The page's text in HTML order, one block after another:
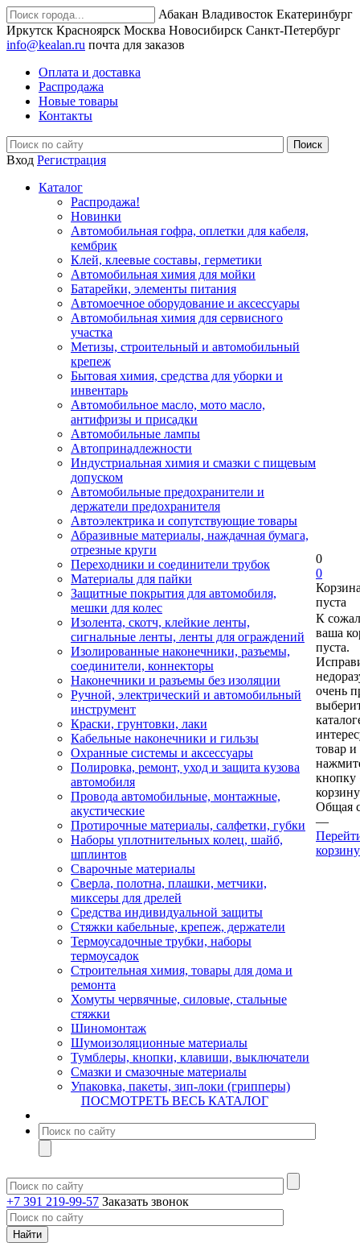
Абакан Владивосток Екатеринбург
Иркутск Красноярск Москва Новосибирск Санкт-Петербург
info@kealan.ru почта для заказов
Оплата и доставка
Распродажа
Новые товары
Контакты
Вход Регистрация
Каталог
Распродажа!
Новинки
Автомобильная гофра, оплетки для кабеля,
кембрик
Клей, клеевые составы, герметики
Автомобильная химия для мойки
Батарейки, элементы питания
Автомоечное оборудование и аксессуары
Автомобильная химия для сервисного
участка
Метизы, строительный и автомобильный
крепеж
Бытовая химия, средства для уборки и
инвентарь
Автомобильное масло, мото масло,
антифризы и присадки
Автомобильные лампы
Автопринадлежности
Индустриальная химия и смазки с пищевым
допуском
Автомобильные предохранители и
держатели предохранителя
Автоэлектрика и сопутствующие товары
Абразивные материалы, наждачная бумага,
отрезные круги
Переходники и соединители трубок
Материалы для пайки
Защитные покрытия для автомобиля,
мешки для колес
Изолента, скотч, клейкие ленты,
сигнальные ленты, ленты для ограждений
Изолированные наконечники, разъемы,
соединители, коннекторы
Наконечники и разъемы без изоляции
Ручной, электрический и автомобильный
инструмент
Краски, грунтовки, лаки
Кабельные наконечники и гильзы
Охранные системы и аксессуары
Полировка, ремонт, уход и защита кузова
автомобиля
Провода автомобильные, монтажные,
акустические
Протирочные материалы, салфетки, губки
Наборы уплотнительных колец, шайб,
шплинтов
Сварочные материалы
Сверла, полотна, плашки, метчики,
миксеры для дрелей
Средства индивидуальной защиты
Стяжки кабельные, крепеж, держатели
Термоусадочные трубки, наборы
термоусадок
Строительная химия, товары для дома и
ремонта
Хомуты червячные, силовые, стальные
стяжки
Шиномонтаж
Шумоизоляционные материалы
Тумблеры, кнопки, клавиши, выключатели
Смазки и смазочные материалы
Упаковка, пакеты, зип-локи (грипперы)
ПОСМОТРЕТЬ ВЕСЬ КАТАЛОГ
+7 391 219-99-57 Заказать звонок
0
0
пуста
К
ваша
пуста.
очень
товар и
кнопку
Общая
—
корзину